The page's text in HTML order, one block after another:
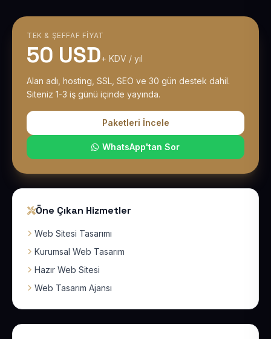
TEK & ŞEFFAF FIYAT
50 USD+ KDV / yıl
Alan adı, hosting, SSL, SEO ve 30 gün destek dahil.
Siteniz 1-3 iş günü içinde yayında.
Paketleri İncele
WhatsApp'tan Sor
Öne Çıkan Hizmetler
Web Sitesi Tasarımı
Kurumsal Web Tasarım
Hazır Web Sitesi
Web Tasarım Ajansı